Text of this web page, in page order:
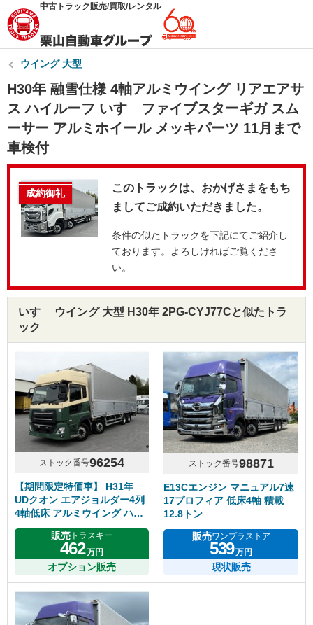
中古トラック販売/買取/レンタル
ウイング 大型
H30年 融雪仕様 4軸アルミウイング リアエアサ
ス ハイルーフ いすゞファイブスターギガ スム
ーサー アルミホイール メッキパーツ 11月まで
車検付
成約御礼
このトラックは、おかげさまをもち
ましてご成約いただきました。
条件の似たトラックを下記にてご紹介し
ております。よろしければご覧くださ
い。
いすゞ ウイング 大型 H30年 2PG-CYJ77Cと似たトラ
ック
ストック番号96254
【期間限定特価車】 H31年
UDクオン エアジョルダー4列
4軸低床 アルミウイング ハイ
ルーフ リアエアサス アルミホ
イール エスコット
販売 トラスキー
462万円
オプション販売
ストック番号98871
E13Cエンジン マニュアル7速
17プロフィア 低床4軸 積載
12.8トン
販売ワンプラストア
539万円
現状販売